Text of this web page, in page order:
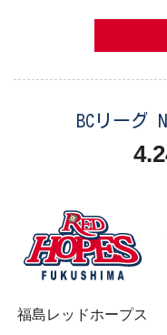
BCリーグ
福島レッドホープス